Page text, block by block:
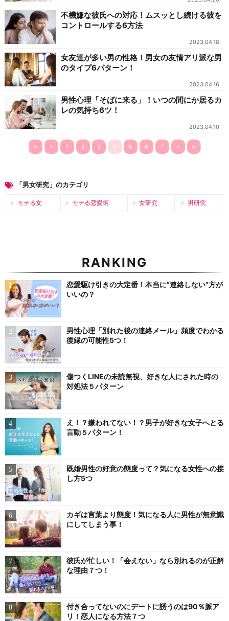
不機嫌な彼氏への対応！ムスッとし続ける彼を
コントロールする6方法
2023.04.18
女友達が多い男の性格！男女の友情アリ派な男
のタイプ6パターン！
2023.04.16
男性心理「そばに来る」！いつの間にか居るカ
レの気持ち6ツ！
2023.04.10
« ‹ 1 2 3 4 5 6 7 › »
「男女研究」のカテゴリ
モテる女 モテる恋愛術 女研究 男研究
RANKING
恋愛駆け引きの大定番！本当に”連絡しない”方が
いいの？
男性心理「別れた後の連絡メール」頻度でわかる
復縁の可能性5つ！
傷つくLINEの未読無視、好きな人にされた時の
対処法５パターン
え！？嫌われてない！？男子が好きな女子へとる
言動５パターン！
既婚男性の好意の態度って？気になる女性への接
し方5つ
カギは言葉より態度！気になる人に男性が無意識
にしてしまう事！
彼氏が忙しい！「会えない」なら別れるのが正解
な理由７つ！
付き合ってないのにデートに誘うのは90％脈ア
リ！恋人になる方法７つ